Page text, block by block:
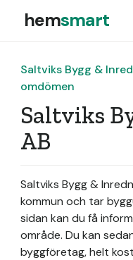
hemsmart
Saltviks Bygg &
omdömen
Saltviks
AB
Saltviks Bygg &
kommun och tar
sidan kan du få
område. Du kan
byggföretag, helt